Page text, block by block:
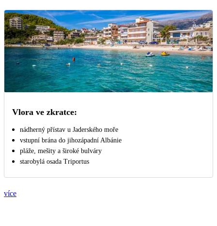
Vlora ve zkratce:
nádherný přístav u Jaderského moře
vstupní brána do jihozápadní Albánie
pláže, mešity a široké bulváry
starobylá osada Triportus
více